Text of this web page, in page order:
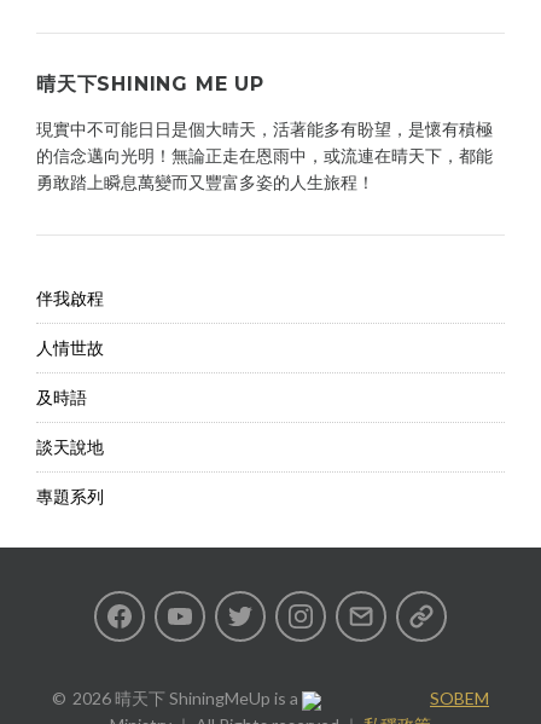
晴天下SHINING ME UP
現實中不可能日日是個大晴天，活著能多有盼望，是懷有積極
的信念邁向光明！無論正走在恩雨中，或流連在晴天下，都能
勇敢踏上瞬息萬變而又豐富多姿的人生旅程！
伴我啟程
人情世故
及時語
談天說地
專題系列
FacebookYoutubeTwitter InstagramEmail 私
2026 晴天下 ShiningMeUp is a
SOBEM